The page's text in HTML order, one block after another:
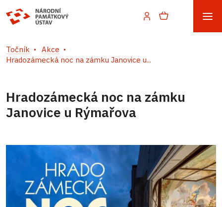
Točník
Akce
Hradozámecká noc na zámku Janovice u...
Hradozámecká noc na zámku
Janovice u Rýmařova